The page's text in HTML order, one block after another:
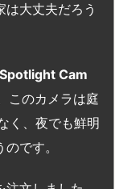
は大丈夫だろう
Cam
このカメラは庭
く、夜でも鮮明
です。